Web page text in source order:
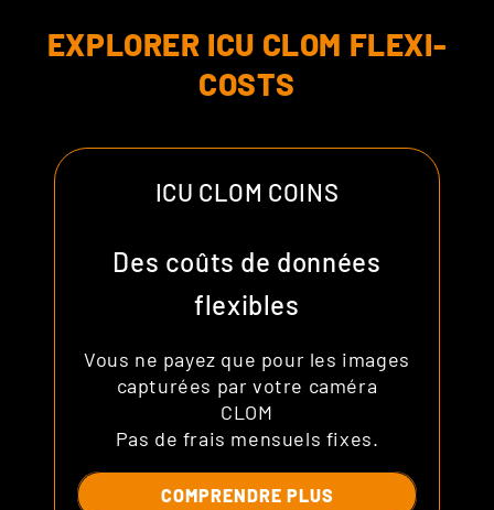
EXPLORER ICU CLOM FLEXI-
COSTS
ICU CLOM COINS
Des coûts de données
flexibles
Vous ne payez que pour les images
capturées par votre caméra
CLOM
Pas de frais mensuels fixes.
COMPRENDRE PLUS